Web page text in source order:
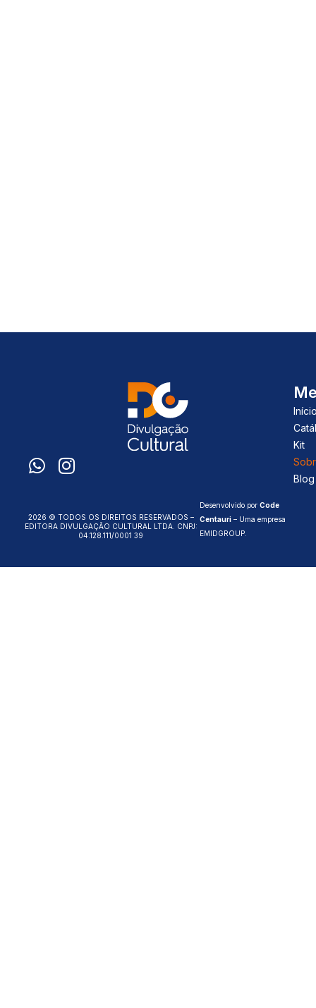
Kit
Blog
2026 © TODOS OS DIREITOS RESERVADOS –
EDITORA DIVULGAÇÃO CULTURAL LTDA. CNPJ:
04.128.111/0001 39
Desenvolvido por Code
Centauri– Uma empresa
EMIDGROUP.